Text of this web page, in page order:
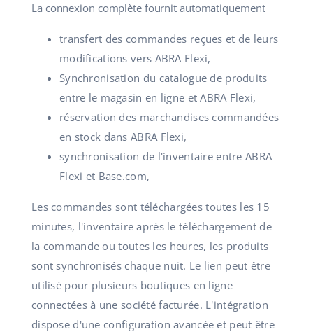
La connexion complète fournit automatiquement
transfert des commandes reçues et de leurs
modifications vers ABRA Flexi,
Synchronisation du catalogue de produits
entre le magasin en ligne et ABRA Flexi,
réservation des marchandises commandées
en stock dans ABRA Flexi,
synchronisation de l'inventaire entre ABRA
Flexi et Base.com,
Les commandes sont téléchargées toutes les 15
minutes, l'inventaire après le téléchargement de
la commande ou toutes les heures, les produits
sont synchronisés chaque nuit. Le lien peut être
utilisé pour plusieurs boutiques en ligne
connectées à une société facturée. L'intégration
dispose d'une configuration avancée et peut être